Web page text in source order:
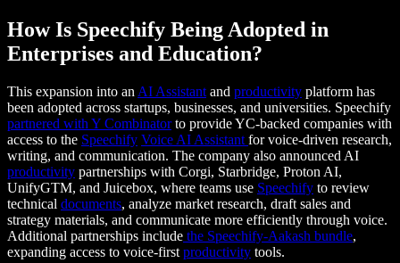
How Is Speechify Being Adopted in
Enterprises and Education?
This expansion into an AI Assistant and productivity platform has
been adopted across startups, businesses, and universities. Speechify
partnered with Y Combinatorto provide YC-backed companies with
access to the Speechify Voice AI Assistant for voice-driven research,
writing, and communication. The company also announced AI
productivity partnerships with Corgi, Starbridge, Proton AI,
UnifyGTM, and Juicebox, where teams use Speechify to review
technical documents, analyze market research, draft sales and
strategy materials, and communicate more efficiently through voice.
Additional partnerships include the Speechify-Aakash bundle,
expanding access to voice-first productivity tools.